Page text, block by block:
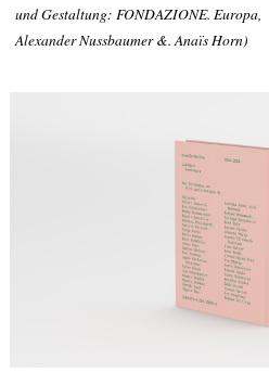
und Gestaltung: FONDAZIONE. Europa,
Alexander Nussbaumer &. Anaïs Horn)